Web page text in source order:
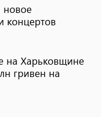
новое
концертов
на Харьковщине
​​гривен на